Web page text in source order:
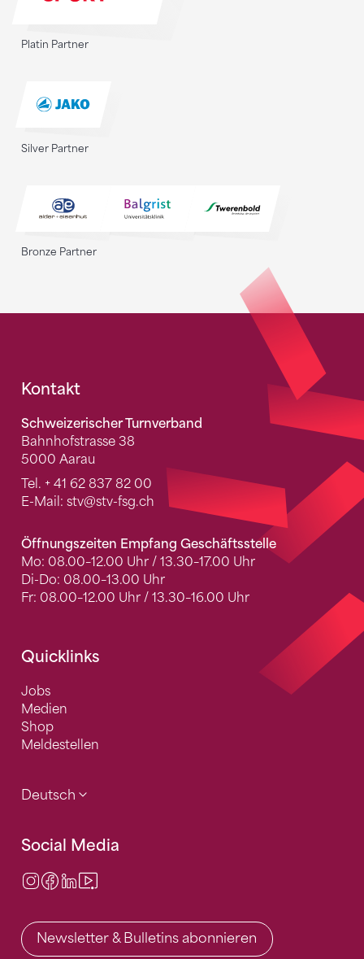
Platin Partner
Silver Partner
Bronze Partner
Fusszeile
Kontakt
Schweizerischer Turnverband
Bahnhofstrasse 38
5000 Aarau
Tel. + 41 62 837 82 00
E-Mail: stv@stv-fsg.ch
Öffnungszeiten Empfang Geschäftsstelle
Mo: 08.00–12.00 Uhr / 13.30–17.00 Uhr
Di-Do: 08.00–13.00 Uhr
Fr: 08.00–12.00 Uhr / 13.30–16.00 Uhr
Quicklinks
Jobs
Medien
Shop
Meldestellen
Deutsch
Social Media
Instagram
Facebook
LinkedIn
Newsletter & Bulletins abonnieren